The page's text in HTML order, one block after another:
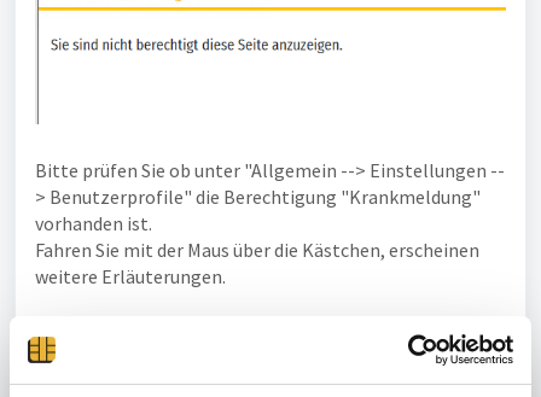
Bitte prüfen Sie ob unter "Allgemein --> Einstellungen --
> Benutzerprofile" die Berechtigung "Krankmeldung"
vorhanden ist.
Fahren Sie mit der Maus über die Kästchen, erscheinen
weitere Erläuterungen.
Wenn alle Haken bereits gesetzt, bitte einen Haken
rausnehmen --> "übernehmen" --> Haken wieder
reinmachen "übernehmen" klicken